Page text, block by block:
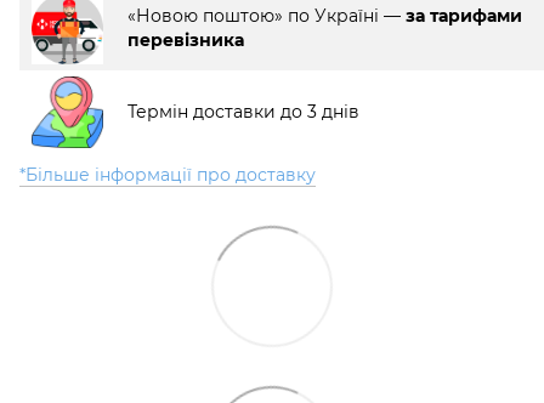
«Новою поштою» по Україні — за тарифами
перевізника
Термін доставки до 3 днів
*Більше інформації про доставку